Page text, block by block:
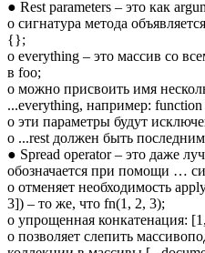
● Rest parameters – это как
o сигнатура метода
{};
o everything – это массив со
в foo;
o можно присвоить имя
...everything, например:
o эти параметры будут
o ...rest должен быть
● Spread operator – это даже
обозначается при помощи …
o отменяет необходимость
3]) – то же, что fn(1, 2, 3);
o упрощенная конкатенация:
o позволяет слепить